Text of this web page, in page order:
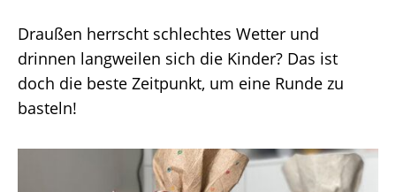
Draußen herrscht schlechtes Wetter und
drinnen langweilen sich die Kinder? Das ist
doch die beste Zeitpunkt, um eine Runde zu
basteln!